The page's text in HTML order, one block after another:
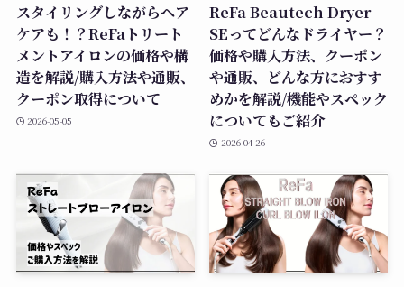
スタイリングしながらヘア
ケアも！？ReFaトリート
メントアイロンの価格や構
造を解説/購入方法や通販、
クーポン取得について
2026-05-05
ReFa Beautech Dryer
SEってどんなドライヤー？
価格や購入方法、クーポン
や通販、どんな方におすす
めかを解説/機能やスペック
についてもご紹介
2026-04-26